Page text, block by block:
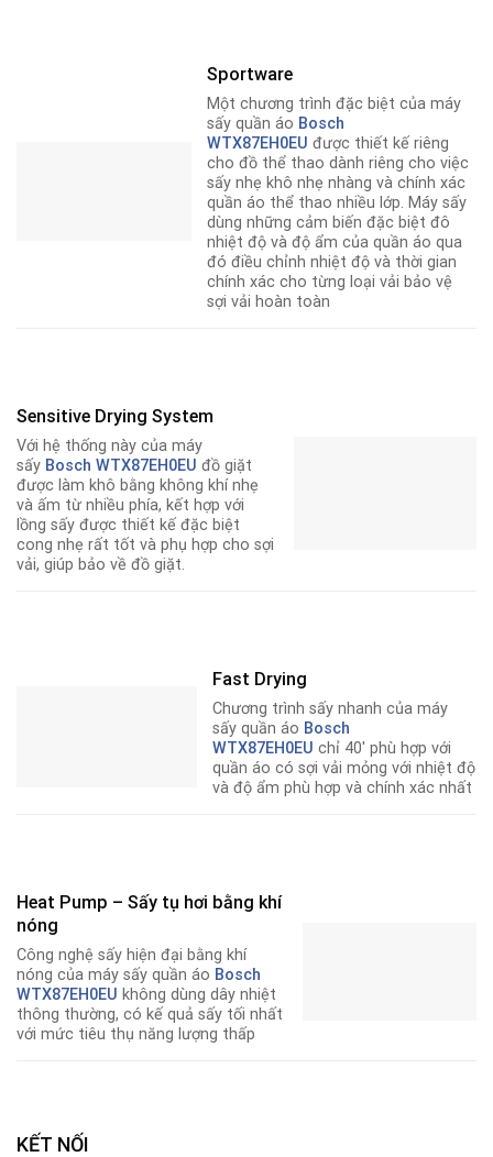
Sportware
Một chương trình đặc biệt của máy
sấy quần áo Bosch
WTX87EH0EU được thiết kế riêng
cho đồ thể thao dành riêng cho việc
sấy nhẹ khô nhẹ nhàng và chính xác
quần áo thể thao nhiều lớp. Máy sấy
dùng những cảm biến đặc biệt đô
nhiệt độ và độ ẩm của quần áo qua
đó điều chỉnh nhiệt độ và thời gian
chính xác cho từng loại vải bảo vệ
sợi vải hoàn toàn
Sensitive Drying System
Với hệ thống này của máy
sấy Bosch WTX87EH0EU đồ giặt
được làm khô bằng không khí nhẹ
và ấm từ nhiều phía, kết hợp với
lồng sấy được thiết kế đặc biệt
cong nhẹ rất tốt và phụ hợp cho sợi
vải, giúp bảo về đồ giặt.
Fast Drying
Chương trình sấy nhanh của máy
sấy quần áo Bosch
WTX87EH0EU chỉ 40′ phù hợp với
quần áo có sợi vải mỏng với nhiệt độ
và độ ẩm phù hợp và chính xác nhất
Heat Pump – Sấy tụ hơi bằng khí
nóng
Công nghệ sấy hiện đại bằng khí
nóng của máy sấy quần áo Bosch
WTX87EH0EU không dùng dây nhiệt
thông thường, có kế quả sấy tối nhất
với mức tiêu thụ năng lượng thấp
KẾT NỐI